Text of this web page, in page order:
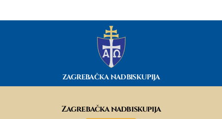
ZAGREBAČKA NADBISKUPIJA
Zagrebačka nadbiskupija